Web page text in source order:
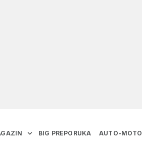
BIG PREPORUKA AUTO-MOTO